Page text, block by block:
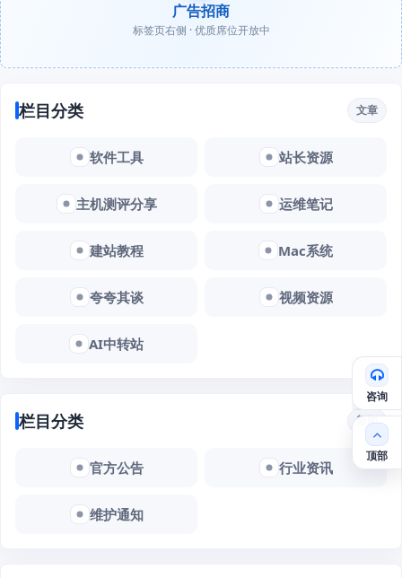
广告招商
标签页右侧 · 优质席位开放中
栏目分类 文章
软件工具 站长资源
主机测评分享 运维笔记
建站教程 Mac系统
夸夸其谈 视频资源
AI中转站
栏目分类 新闻
官方公告 行业资讯
维护通知
咨询
顶部